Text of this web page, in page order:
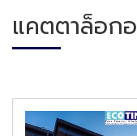
แคตตาล็อก